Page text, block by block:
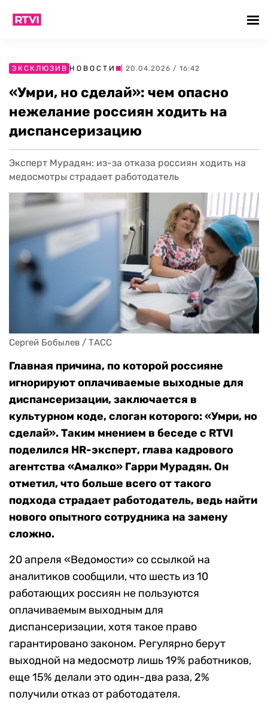
ЭКСКЛЮЗИВ НОВОСТИ | 20.04.2026 / 16:42
«Умри, но сделай»: чем опасно
нежелание россиян ходить на
диспансеризацию
Эксперт Мурадян: из-за отказа россиян ходить на
медосмотры страдает работодатель
Сергей Бобылев / ТАСС
Главная причина, по которой россияне
игнорируют оплачиваемые выходные для
диспансеризации, заключается в
культурном коде, слоган которого: «Умри, но
сделай». Таким мнением в беседе с RTVI
поделился HR-эксперт, глава кадрового
агентства «Амалко» Гарри Мурадян. Он
отметил, что больше всего от такого
подхода страдает работодатель, ведь найти
нового опытного сотрудника на замену
сложно.
20 апреля «Ведомости» со ссылкой на
аналитиков сообщили, что шесть из 10
работающих россиян не пользуются
оплачиваемым выходным для
диспансеризации, хотя такое право
гарантировано законом. Регулярно берут
выходной на медосмотр лишь 19% работников,
еще 15% делали это один-два раза, 2%
получили отказ от работодателя.